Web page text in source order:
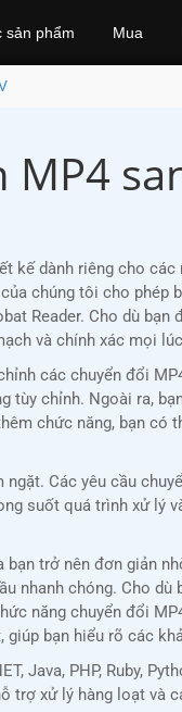
sản phẩm Mua
kế dành riêng cho
chúng tôi cho
Reader. Cho dù
và chính xác mọi
các chuyển đổi
chỉnh. Ngoài ra,
chức năng, bạn
Các yêu cầu
suốt quá trình xử
trở nên đơn giản
nhanh chóng. Cho
năng chuyển đổi
bạn hiểu rõ các
Java, PHP, Ruby,
trợ xử lý hàng loạt